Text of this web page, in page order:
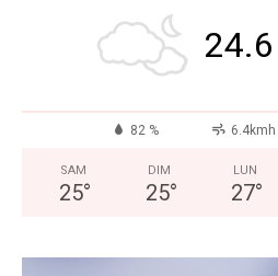
24.6
82 % 6.4kmh
SAM
25°
DIM
25°
LUN
27°